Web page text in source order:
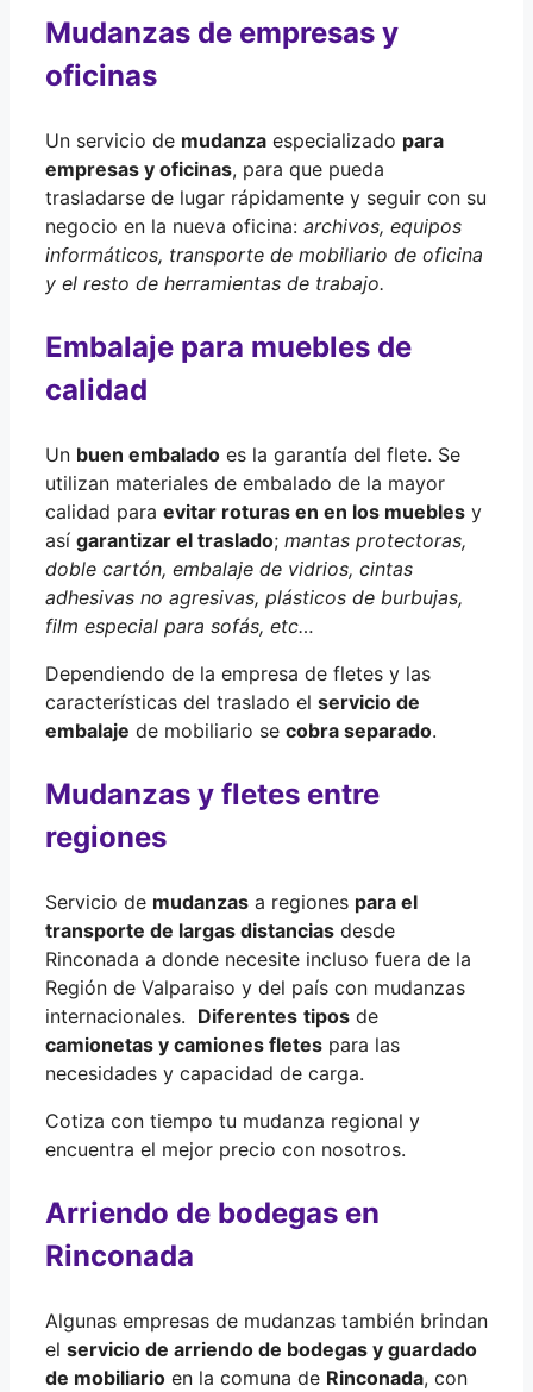
Mudanzas de empresas y
oficinas
Un servicio de mudanza especializado para
empresas y oficinas, para que pueda
trasladarse de lugar rápidamente y seguir con su
negocio en la nueva oficina: archivos, equipos
informáticos, transporte de mobiliario de oficina
y el resto de herramientas de trabajo.
Embalaje para muebles de
calidad
Un buen embalado es la garantía del flete. Se
utilizan materiales de embalado de la mayor
calidad para evitar roturas en en los muebles y
así garantizar el traslado; mantas protectoras,
doble cartón, embalaje de vidrios, cintas
adhesivas no agresivas, plásticos de burbujas,
film especial para sofás, etc…
Dependiendo de la empresa de fletes y las
características del traslado el servicio de
embalaje de mobiliario se cobra separado.
Mudanzas y fletes entre
regiones
Servicio de mudanzas a regiones para el
transporte de largas distancias desde
Rinconada a donde necesite incluso fuera de la
Región de Valparaiso y del país con mudanzas
internacionales. Diferentes tipos de
camionetas y camiones fletes para las
necesidades y capacidad de carga.
Cotiza con tiempo tu mudanza regional y
encuentra el mejor precio con nosotros.
Arriendo de bodegas en
Rinconada
Algunas empresas de mudanzas también brindan
el servicio de arriendo de bodegas y guardado
de mobiliario en la comuna de Rinconada, con